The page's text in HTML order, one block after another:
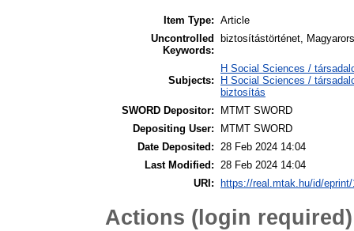
Item Type: Article
Uncontrolled
Keywords:
biztosítástörténet,
Subjects:
H Social Sciences /
H Social Sciences /
biztosítás
SWORD Depositor:
MTMT SWORD
Depositing User:
MTMT SWORD
Date Deposited:
28 Feb 2024 14:04
Last Modified:
28 Feb 2024 14:04
URI:
https://real.mtak.hu/id/eprint/
Actions (login required)